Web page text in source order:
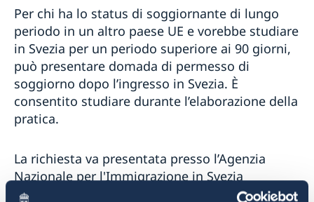
Tirocinanti
Lavorare come ricercatore
Registrazione del personale in distacco in Svezia
Sei stato ammesso all’unversità
Invitato a studiare o per un interscambio culturale
per il dottorato di ricerca
Domanda di permesso di soggiorno per
soggiornanti di lungo periodo nell’UE
Dottorati di ricerca
Visitare la Svezia
Un periodo superiore ai 90 giorni – Richiedere un
Un periodo inferiore ai 90 giorni - Richiedere un visto
GDPR presso l’Agenzia Nazionale per l'Immigrazione
Documenti necessari per visitare la Svezia
Entrare in Svezia con cani e gatti
Per chi ha lo status di soggiornante di lungo
periodo in un altro paese UE e vorebbe studiare
in Svezia per un periodo superiore ai 90 giorni,
può presentare domada di permesso di
soggiorno dopo l’ingresso in Svezia. È
consentito studiare durante l’elaborazione della
pratica.
La richiesta va presentata presso l’Agenzia
Nazionale per l'Immigrazione in Svezia
(Migrationsverket), di persona o tramite posta.